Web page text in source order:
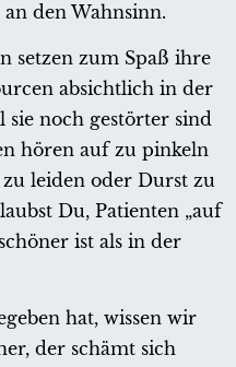
den Wahnsinn.
setzen zum Spaß ihre
absichtlich in der
sie noch gestörter sind
hören auf zu pinkeln
leiden oder Durst zu
Du, Patienten „auf
ist als in der
hat, wissen wir
der schämt sich